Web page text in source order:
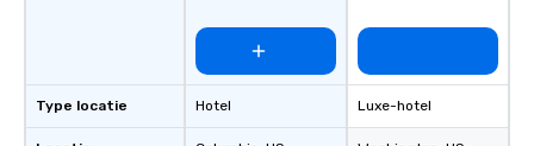
Type locatie Hotel Luxe-hotel